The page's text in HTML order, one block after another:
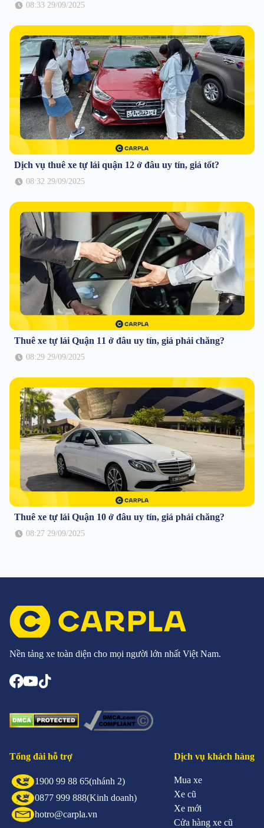
08:33 29/09/2025
Dịch vụ thuê xe tự lái quận 12 ở đâu uy tín, giá tốt?
08:32 29/09/2025
Thuê xe tự lái Quận 11 ở đâu uy tín, giá phải chăng?
08:29 29/09/2025
Thuê xe tự lái Quận 10 ở đâu uy tín, giá phải chăng?
08:27 29/09/2025
Nền tảng xe toàn diện cho mọi người lớn nhất Việt Nam.
Tổng đài hỗ trợ
1900 99 88 65(nhánh 2)
0877 999 888(Kinh doanh)
hotro@carpla.vn
Dịch vụ khách hàng
Mua xe
Xe cũ
Xe mới
Cửa hàng xe cũ